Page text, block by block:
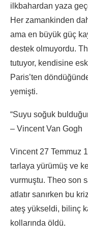
ilkbahardan yaza
Her zamankinden
ama en büyük güç
destek olmuyordu.
tutuyor, kendisine
Paris’ten
yemişti.
“Suyu soğuk
– Vincent Van Gogh
Vincent 27 Temmuz
tarlaya yürümüş ve
vurmuştu. Theo son
atlatır sanırken bu
ateş yükseldi, bilinç
kollarında öldü.